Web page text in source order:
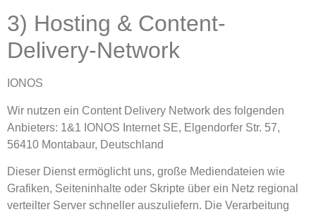
3) Hosting & Content-
Delivery-Network
IONOS
Wir nutzen ein Content Delivery Network des folgenden
Anbieters: 1&1 IONOS Internet SE, Elgendorfer Str. 57,
56410 Montabaur, Deutschland
Dieser Dienst ermöglicht uns, große Mediendateien wie
Grafiken, Seiteninhalte oder Skripte über ein Netz regional
verteilter Server schneller auszuliefern. Die Verarbeitung